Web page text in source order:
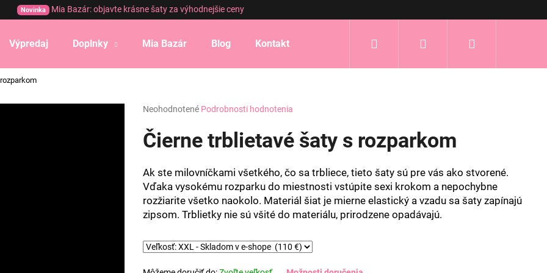
Novinka Mia Bazár: objavte krásne šaty za výhodnejšie ceny
Výpredaj Doplnky Mia Bazár Blog Kontakt Prihlásenie
Priemerné
produktu
je
5
hviezdičiek.
Neohodnotené Podrobnosti hodnotenia
Čierne trblietavé šaty s rozparkom
Ak ste milovníčkami všetkého, čo sa trbliece, tieto šaty sú pre vás ako stvorené.
Vďaka vysokému rozparku do miestnosti vstúpite sexi krokom a nepochybne
rozžiarite všetko naokolo. Materiál šiat je mierne elastický a vzadu sa šaty zapínajú
zipsom. Trblietky nie sú všité do materiálu, prirodzene opadávajú.
Čo potrebujete nájsť?
HĽADAŤ